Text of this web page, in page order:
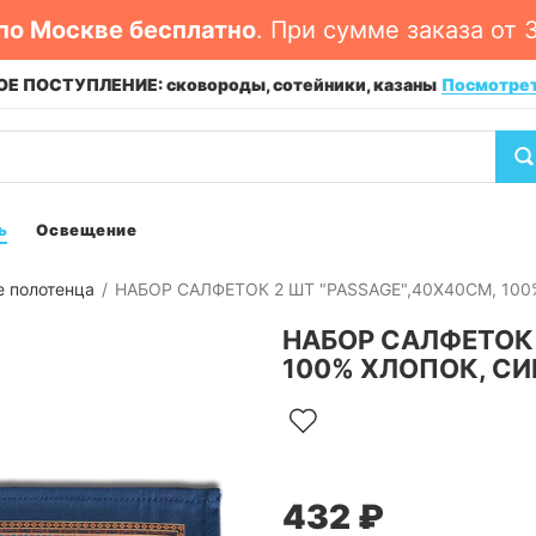
Москве бесплатно. При сумме заказа от
ПОСТУПЛЕНИЕ: сковороды, сотейники, казаны
Освещение
полотенца НАБОР САЛФЕТОК 2 ШТ "PASSAGE",40Х40СМ,
НАБОР САЛФЕТОК
100% ХЛОПОК,
432 ₽